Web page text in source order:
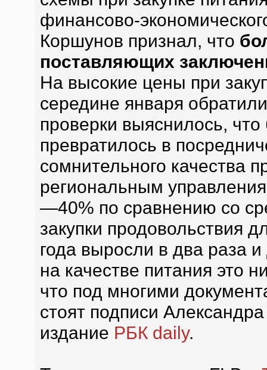
финансово-
Коршунов признал, что
поставляющих
На высокие цены при
середине января
проверки выяснилось,
превратилось в
сомнительного качества
региональным
—40% по сравнению со
закупки продовольствия
года выросли в два раза
на качестве питания это
что под многими
стоят подписи
издание РБК daily.